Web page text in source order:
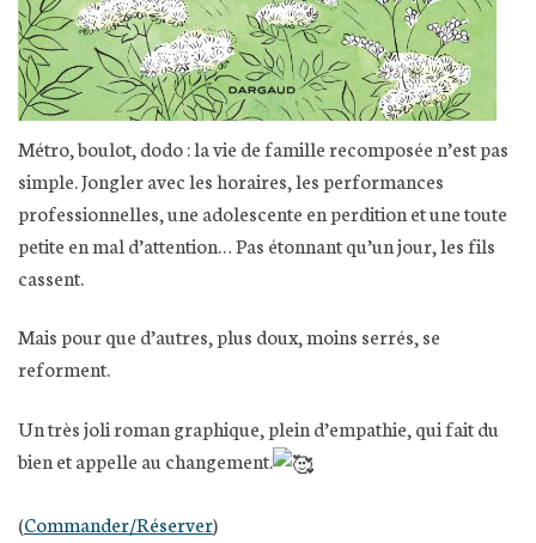
Métro, boulot, dodo : la vie de famille recomposée n’est pas
simple. Jongler avec les horaires, les performances
professionnelles, une adolescente en perdition et une toute
petite en mal d’attention… Pas étonnant qu’un jour, les fils
cassent.
Mais pour que d’autres, plus doux, moins serrés, se
reforment.
Un très joli roman graphique, plein d’empathie, qui fait du
bien et appelle au changement.
(Commander/Réserver)